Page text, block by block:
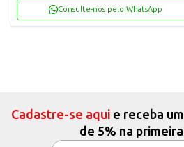
Consulte-nos pelo WhatsApp
Cadastre-se aqui e receba
de 5% na